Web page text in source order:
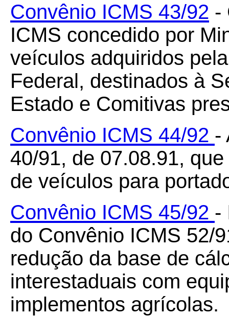
Convênio ICMS 43/92 -
ICMS concedido por
veículos adquiridos
Federal, destinados à
Estado e Comitivas
Convênio ICMS 44/92 -
40/91, de 07.08.91,
de veículos para
Convênio ICMS 45/92 -
do Convênio ICMS 52/
redução da base de
interestaduais com
implementos agrícolas.